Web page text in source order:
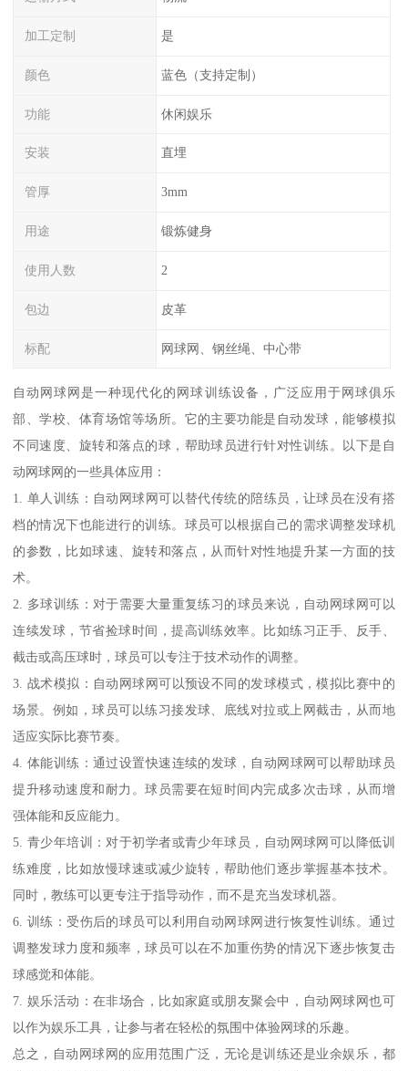
加工定制 是
颜色 蓝色（支持定制）
功能 休闲娱乐
安装 直埋
管厚 3mm
用途 锻炼健身
使用人数 2
包边 皮革
标配 网球网、钢丝绳、中心带
自动网球网是一种现代化的网球训练设备，广泛应用于网球俱乐
部、学校、体育场馆等场所。它的主要功能是自动发球，能够模拟
不同速度、旋转和落点的球，帮助球员进行针对性训练。以下是自
动网球网的一些具体应用：
1. 单人训练：自动网球网可以替代传统的陪练员，让球员在没有搭
档的情况下也能进行的训练。球员可以根据自己的需求调整发球机
的参数，比如球速、旋转和落点，从而针对性地提升某一方面的技
术。
2. 多球训练：对于需要大量重复练习的球员来说，自动网球网可以
连续发球，节省捡球时间，提高训练效率。比如练习正手、反手、
截击或高压球时，球员可以专注于技术动作的调整。
3. 战术模拟：自动网球网可以预设不同的发球模式，模拟比赛中的
场景。例如，球员可以练习接发球、底线对拉或上网截击，从而地
适应实际比赛节奏。
4. 体能训练：通过设置快速连续的发球，自动网球网可以帮助球员
提升移动速度和耐力。球员需要在短时间内完成多次击球，从而增
强体能和反应能力。
5. 青少年培训：对于初学者或青少年球员，自动网球网可以降低训
练难度，比如放慢球速或减少旋转，帮助他们逐步掌握基本技术。
同时，教练可以更专注于指导动作，而不是充当发球机器。
6. 训练：受伤后的球员可以利用自动网球网进行恢复性训练。通过
调整发球力度和频率，球员可以在不加重伤势的情况下逐步恢复击
球感觉和体能。
7. 娱乐活动：在非场合，比如家庭或朋友聚会中，自动网球网也可
以作为娱乐工具，让参与者在轻松的氛围中体验网球的乐趣。
总之，自动网球网的应用范围广泛，无论是训练还是业余娱乐，都